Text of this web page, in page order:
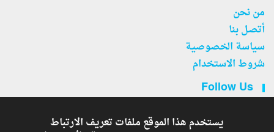
من نحن
أتصل بنا
سياسة الخصوصية
شروط الاستخدام
Follow Us
يستخدم هذا الموقع ملفات تعريف الارتباط